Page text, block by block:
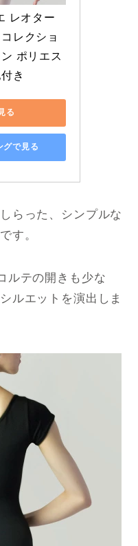
レオター
レクショ
ポリエス
き
る
グで見る
らった、シンプルな
す。
ルテの開きも少な
ルエットを演出しま